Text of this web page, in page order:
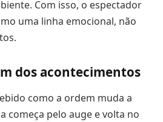
Com isso, o espectador
uma linha emocional, não
dos acontecimentos
como a ordem muda a
começa pelo auge e volta no